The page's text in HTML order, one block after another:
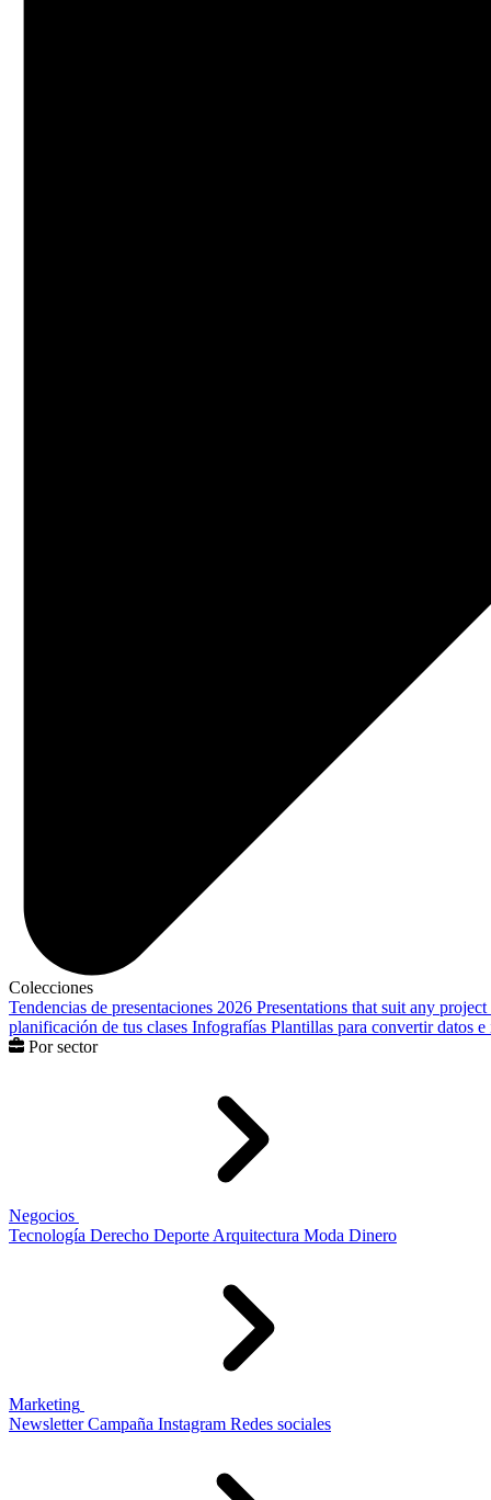
Colecciones
Tendencias de presentaciones 2026 Presentations that suit any project
planificación de tus clases Infografías Plantillas para convertir datos
Por sector
Negocios
Tecnología Derecho Deporte Arquitectura Moda Dinero
Marketing
Newsletter Campaña Instagram Redes sociales